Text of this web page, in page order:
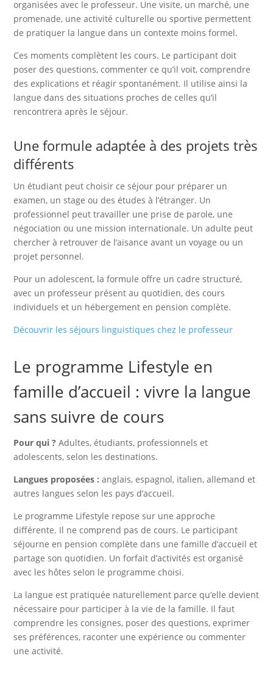
organisées avec le professeur. Une visite, un marché, une
promenade, une activité culturelle ou sportive permettent
de pratiquer la langue dans un contexte moins formel.
Ces moments complètent les cours. Le participant doit
poser des questions, commenter ce qu’il voit, comprendre
des explications et réagir spontanément. Il utilise ainsi la
langue dans des situations proches de celles qu’il
rencontrera après le séjour.
Une formule adaptée à des projets très
différents
Un étudiant peut choisir ce séjour pour préparer un
examen, un stage ou des études à l’étranger. Un
professionnel peut travailler une prise de parole, une
négociation ou une mission internationale. Un adulte peut
chercher à retrouver de l’aisance avant un voyage ou un
projet personnel.
Pour un adolescent, la formule offre un cadre structuré,
avec un professeur présent au quotidien, des cours
individuels et un hébergement en pension complète.
Découvrir les séjours linguistiques chez le professeur
Le programme Lifestyle en
famille d’accueil : vivre la langue
sans suivre de cours
Pour qui ? Adultes, étudiants, professionnels et
adolescents, selon les destinations.
Langues proposées : anglais, espagnol, italien, allemand et
autres langues selon les pays d’accueil.
Le programme Lifestyle repose sur une approche
différente. Il ne comprend pas de cours. Le participant
séjourne en pension complète dans une famille d’accueil et
partage son quotidien. Un forfait d’activités est organisé
avec les hôtes selon le programme choisi.
La langue est pratiquée naturellement parce qu’elle devient
nécessaire pour participer à la vie de la famille. Il faut
comprendre les consignes, poser des questions, exprimer
ses préférences, raconter une expérience ou commenter
une activité.